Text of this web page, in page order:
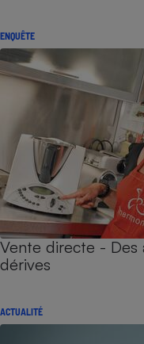
ENQUÊTE
Vente directe - Des
dérives
ACTUALITÉ